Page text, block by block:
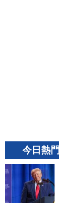
今日熱門